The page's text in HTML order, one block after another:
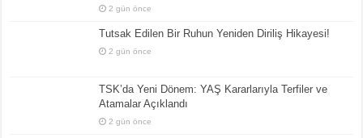
2 gün önce
Tutsak Edilen Bir Ruhun Yeniden Diriliş Hikayesi!
2 gün önce
TSK’da Yeni Dönem: YAŞ Kararlarıyla Terfiler ve
Atamalar Açıklandı
2 gün önce